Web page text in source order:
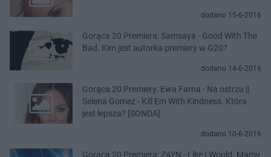
dodano 15-6-2016
Gorąca 20 Premiera: Samsaya - Good With The
Bad. Kim jest autorka premiery w G20?
dodano 14-6-2016
Gorąca 20 Premiery: Ewa Farna - Na ostrzu ||
Selena Gomez - Kill Em With Kindness. Która
jest lepsza? [SONDA]
dodano 10-6-2016
Gorąca 20 Premiera: ZAYN - Like I Would. Mamy